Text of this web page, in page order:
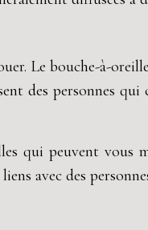
Le bouche-à-
des personnes
qui peuvent vous
avec des